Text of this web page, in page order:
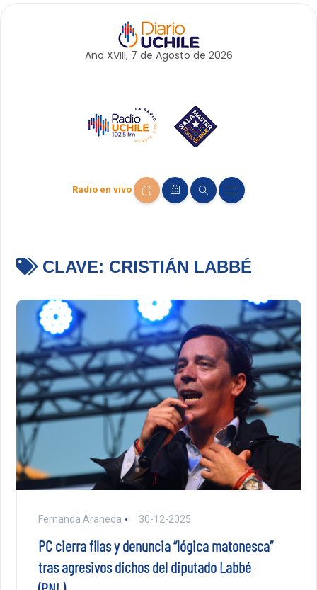
Año XVIII, 7 de Agosto de 2026
Radio en vivo
CLAVE: CRISTIÁN LABBÉ
Fernanda Araneda 30-12-2025
PC cierra filas y denuncia “lógica matonesca”
tras agresivos dichos del diputado Labbé